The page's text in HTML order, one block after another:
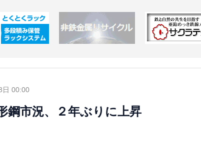
日 00:00
鋼市況、２年ぶりに上昇